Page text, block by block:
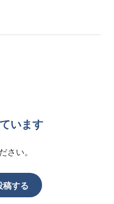
います
さい。
稿する